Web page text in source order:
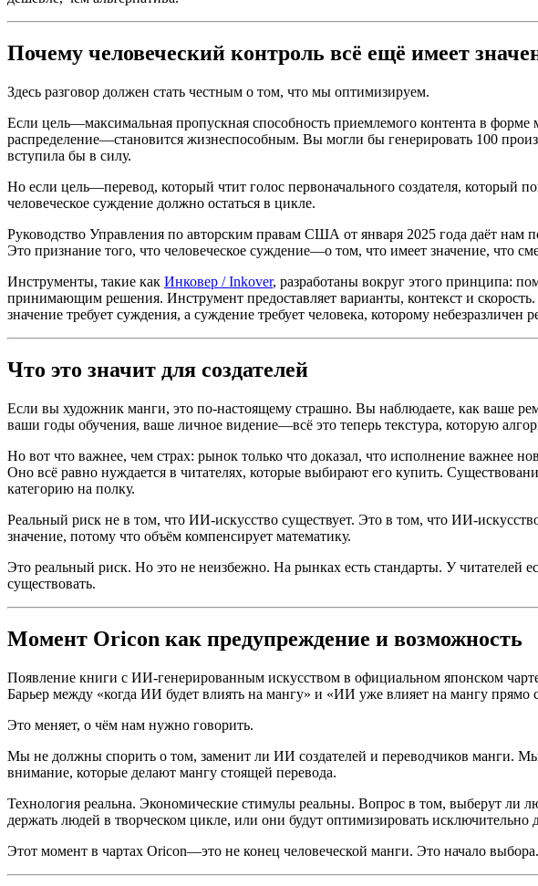
Почему человеческий контроль всё ещё имеет
Здесь разговор должен стать честным о том, что мы оптимизируем.
Если цель—максимальная пропускная способность приемлемого контента в
распределение—становится жизнеспособным. Вы могли бы генерировать 100
вступила бы в силу.
Но если цель—перевод, который чтит голос первоначального создателя, который
человеческое суждение должно остаться в цикле.
Руководство Управления по авторским правам США от января 2025 года даёт нам
Это признание того, что человеческое суждение—о том, что имеет значение, что
Инструменты, такие как Инковер / Inkover, разработаны вокруг этого принципа:
принимающим решения. Инструмент предоставляет варианты, контекст и
значение требует суждения, а суждение требует человека, которому небезразличен
Что это значит для создателей
Если вы художник манги, это по-настоящему страшно. Вы наблюдаете, как ваше
ваши годы обучения, ваше личное видение—всё это теперь текстура, которую
Но вот что важнее, чем страх: рынок только что доказал, что исполнение важнее
Оно всё равно нуждается в читателях, которые выбирают его купить.
категорию на полку.
Реальный риск не в том, что ИИ-искусство существует. Это в том, что ИИ-
значение, потому что объём компенсирует математику.
Это реальный риск. Но это не неизбежно. На рынках есть стандарты. У читателей
существовать.
Момент Oricon как предупреждение и возможность
Появление книги с ИИ-генерированным искусством в официальном японском
Барьер между «когда ИИ будет влиять на мангу» и «ИИ уже влияет на мангу прямо
Это меняет, о чём нам нужно говорить.
Мы не должны спорить о том, заменит ли ИИ создателей и переводчиков манги.
внимание, которые делают мангу стоящей перевода.
Технология реальна. Экономические стимулы реальны. Вопрос в том, выберут ли
держать людей в творческом цикле, или они будут оптимизировать исключительно
Этот момент в чартах Oricon—это не конец человеческой манги. Это начало выбора.